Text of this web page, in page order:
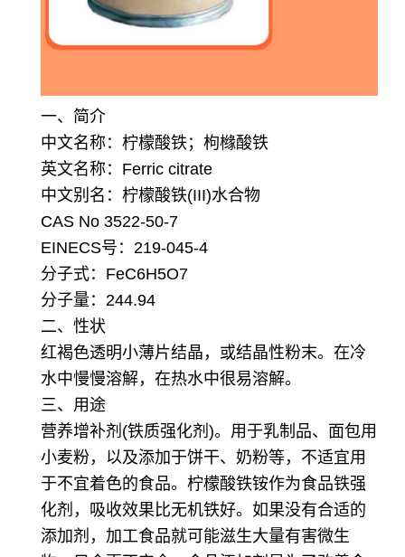
一、简介
中文名称：柠檬酸铁；枸橼酸铁
英文名称：Ferric citrate
中文别名：柠檬酸铁(III)水合物
CAS No 3522-50-7
EINECS号：219-045-4
分子式：FeC6H5O7
分子量：244.94
二、性状
红褐色透明小薄片结晶，或结晶性粉末。 在冷
水中慢慢溶解，在热水中很易溶解。
三、用途
营养增补剂(铁质强化剂)。用于乳制品、面包用
小麦粉，以及添加于饼干、奶粉等，不适宜用
于不宜着色的食品。柠檬酸铁铵作为食品铁强
化剂，吸收效果比无机铁好。如果没有合适的
添加剂，加工食品就可能滋生大量有害微生